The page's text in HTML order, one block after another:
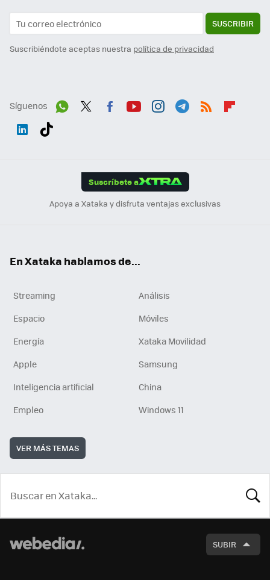
SUSCRIBIR
Suscribiéndote aceptas nuestra política de privacidad
Síguenos
Suscríbete a
Apoya a Xataka y disfruta ventajas exclusivas
En Xataka hablamos de...
Streaming
Análisis
Espacio
Móviles
Energía
Xataka Movilidad
Apple
Samsung
Inteligencia artificial
China
Empleo
Windows 11
VER MÁS TEMAS
SUBIR